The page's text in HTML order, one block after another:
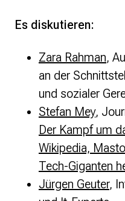
Es diskutieren:
Zara Rahman,
an der
und sozialer
Stefan Mey,
Der Kampf um
Wikipedia,
Tech-Giganten
Jürgen Geuter,